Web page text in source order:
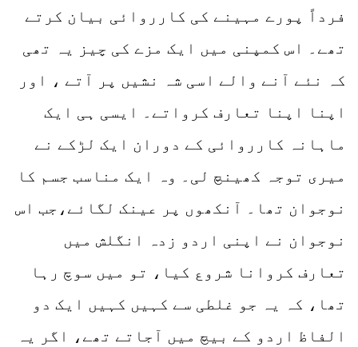
فرداً پورے مہینے کی کارروائی بیان کرتے
تھے۔ اس کمپنی میں ایک مزے کی چیز یہ تھی
کہ نئے آنے والے اسی شہ نشیں پر آتے ، اور
اپنا اپنا تعارف کرواتے۔ ایسی ہی ایک
ماہانہ کارروائی کے دوران ایک لڑکے نے
میری توجہ کھینچ لی۔ وہ ایک مناسب جسم کا
نوجوان تھا۔ آنکھوں پر عینک لگائے،جب اس
نوجوان نے اپنی اردو زدہ انگلش میں
تعارف کروانا شروع کیا، تو میں سوچ رہا
تھا، کہ یہ جو غلطی سے کہیں کہیں ایک دو
الفاظ اردو کے بیچ میں آجاتے تھے، اگر یہ